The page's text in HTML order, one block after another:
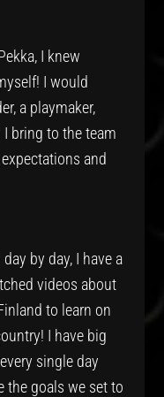
I knew
I would
a playmaker,
bring to the team
and
by day, I have a
videos about
to learn on
I have big
single day
the goals we set to